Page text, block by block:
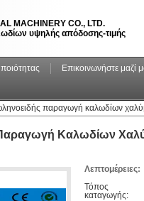
MACHINERY CO., LTD.
υψηλής απόδοσης-τιμής
Επικοινωνήστε μαζί
παραγωγή καλωδίων
Παραγωγή Καλωδίων
Λεπτομέρειες:
Τόπος
καταγωγής: